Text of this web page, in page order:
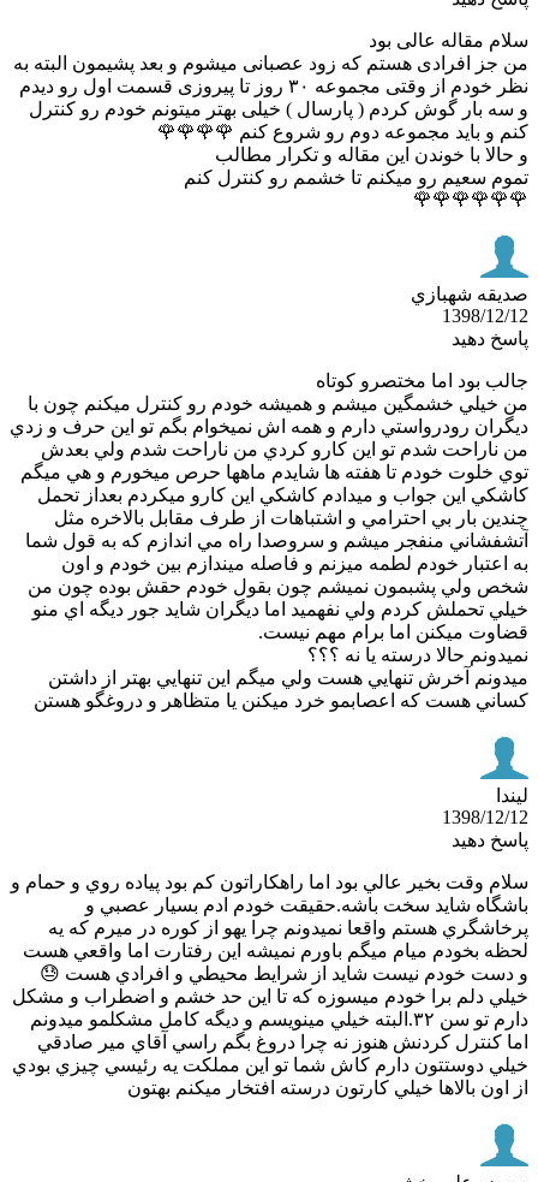
مقاله عالی بود
افرادی هستم که زود عصبانی میشوم و بعد پشیمون البته به
نظر خودم از وقتی مجموعه ۳۰ روز تا پیروزی قسمت اول رو دیدم
بار گوش کردم ( پارسال ) خیلی بهتر میتونم خودم رو کنترل
و باید مجموعه دوم رو شروع کنم 🌹🌹🌹🌹
با خوندن این مقاله و تکرار مطالب
سعیم رو میکنم تا خشمم رو کنترل کنم
شهبازي
1398/
دهید
بود اما مختصرو كوتاه
خشمگين ميشم و هميشه خودم رو كنترل ميكنم چون با
رودرواستي دارم و همه اش نميخوام بگم تو اين حرف و زدي
شدم تو اين كارو كردي من ناراحت شدم ولي بعدش
خلوت خودم تا هفته ها شايدم ماهها حرص ميخورم و هي ميگم
اين جواب و ميدادم كاشكي اين كارو ميكردم بعداز تحمل
بار بي احترامي و اشتباهات از طرف مقابل بالاخره مثل
منفجر ميشم و سروصدا راه مي اندازم كه به قول شما
خودم لطمه ميزنم و فاصله ميندازم بين خودم و اون
ولي پشبمون نميشم چون بقول خودم حقش بوده چون من
تحملش كردم ولي نفهميد اما ديگران شايد جور ديگه اي منو
ميكنن اما برام مهم نيست.
حالا درسته يا نه ؟؟؟
آخرش تنهايي هست ولي ميگم اين تنهايي بهتر از داشتن
هست كه اعصابمو خرد ميكنن يا متظاهر و دروغگو هستن
1398/
دهید
وقت بخير عالي بود اما راهكاراتون كم بود پياده روي و حمام و
شايد سخت باشه.حقيقت خودم ادم بسيار عصبي و
هستم واقعا نميدونم چرا يهو از كوره در ميرم كه يه
بخودم ميام ميگم باورم نميشه اين رفتارت اما واقعي هست
خودم نيست شايد از شرايط محيطي و افرادي هست 😓
دلم برا خودم ميسوزه كه تا اين حد خشم و اضطراب و مشكل
دارم تو سن ٣٢.البته خيلي مينويسم و ديگه كامل مشكلمو ميدونم
كنترل كردنش هنوز نه چرا دروغ بگم راسي آقاي مير صادقي
دوستتون دارم كاش شما تو اين مملكت يه رئيسي چيزي بودي
بالاها خيلي كارتون درسته افتخار ميكنم بهتون